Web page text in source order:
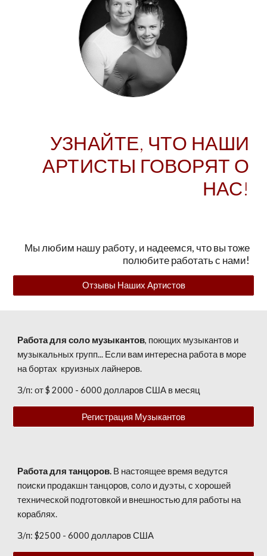
УЗНАЙТЕ, ЧТО НАШИ
АРТИСТЫ ГОВОРЯТ О
НАС!
Мы любим нашу работу, и надеемся, что вы тоже
полюбите работать с нами!
Отзывы Наших Артистов
Работа для соло музыкантов, поющих музыкантов и
музыкальных групп... Если вам интересна работа в море
на бортах круизных лайнеров.
З/п: от $ 2000 - 6000 долларов США в месяц
Регистрация Музыкантов
Работа для танцоров. В настоящее время ведутся
поиски продакшн танцоров, соло и дуэты, с хорошей
технической подготовкой и внешностью для работы на
кораблях.
З/п: $2500 - 6000 долларовСША